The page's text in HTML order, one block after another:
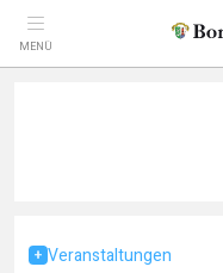
MENÜ
Veranstaltungen